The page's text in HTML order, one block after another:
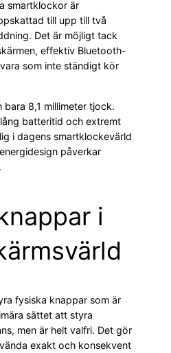
smartklockor är
till upp till två
Det är möjligt tack
effektiv Bluetooth-
som inte ständigt kör
8,1 millimeter tjock.
batteritid och extremt
i dagens smartklockevärld
påverkar
i
fysiska knappar som är
sättet att styra
men är helt valfri. Det gör
exakt och konsekvent